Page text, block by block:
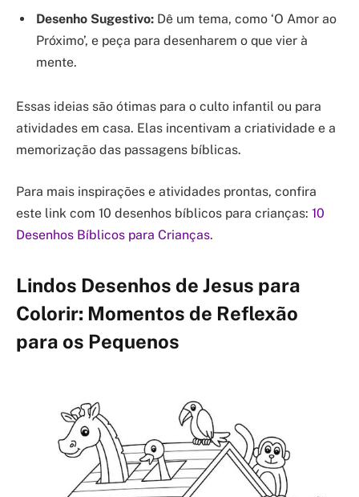
Desenho Sugestivo: Dê um tema, como ‘O Amor ao
Próximo’, e peça para desenharem o que vier à
mente.
Essas ideias são ótimas para o culto infantil ou para
atividades em casa. Elas incentivam a criatividade e a
memorização das passagens bíblicas.
Para mais inspirações e atividades prontas, confira
este link com 10 desenhos bíblicos para crianças: 10
Desenhos Bíblicos para Crianças.
Lindos Desenhos de Jesus para
Colorir: Momentos de Reflexão
para os Pequenos